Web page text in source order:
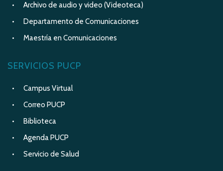
Archivo de audio y video (Videoteca)
Departamento de Comunicaciones
Maestría en Comunicaciones
SERVICIOS PUCP
Campus Virtual
Correo PUCP
Biblioteca
Agenda PUCP
Servicio de Salud